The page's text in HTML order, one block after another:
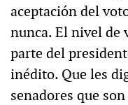
aceptación del
nunca. El nivel
parte del
inédito. Que les
senadores que